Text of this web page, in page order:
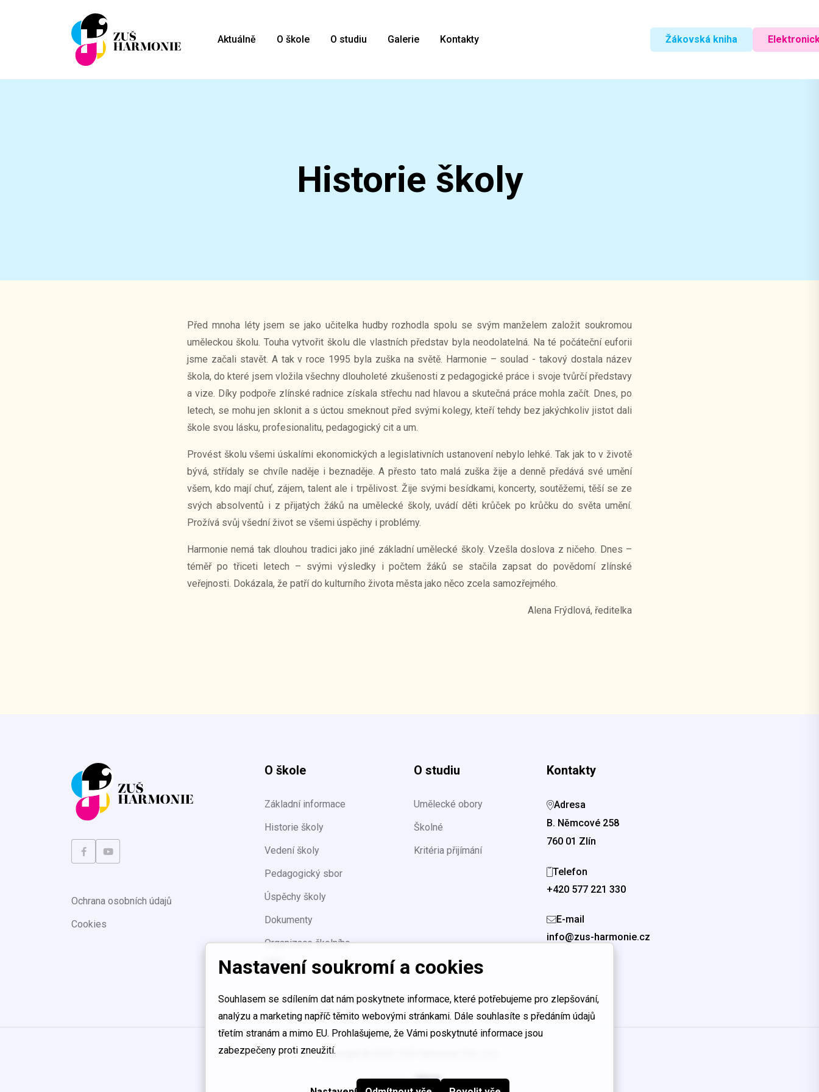
Aktuálně O škole O studiu Galerie Kontakty Žákovská kniha
Historie školy
Před mnoha léty jsem se jako učitelka hudby rozhodla spolu se svým manželem založit soukromou
uměleckou školu. Touha vytvořit školu dle vlastních představ byla neodolatelná. Na té počáteční euforii
jsme začali stavět. A tak v roce 1995 byla zuška na světě. Harmonie – soulad - takový dostala název
škola, do které jsem vložila všechny dlouholeté zkušenosti z pedagogické práce i svoje tvůrčí představy
a vize. Díky podpoře zlínské radnice získala střechu nad hlavou a skutečná práce mohla začít. Dnes, po
letech, se mohu jen sklonit a s úctou smeknout před svými kolegy, kteří tehdy bez jakýchkoliv jistot dali
škole svou lásku, profesionalitu, pedagogický cit a um.
Provést školu všemi úskalími ekonomických a legislativních ustanovení nebylo lehké. Tak jak to v životě
bývá, střídaly se chvíle naděje i beznaděje. A přesto tato malá zuška žije a denně předává své umění
všem, kdo mají chuť, zájem, talent ale i trpělivost. Žije svými besídkami, koncerty, soutěžemi, těší se ze
svých absolventů i z přijatých žáků na umělecké školy, uvádí děti krůček po krůčku do světa umění.
Prožívá svůj všední život se všemi úspěchy i problémy.
Harmonie nemá tak dlouhou tradici jako jiné základní umělecké školy. Vzešla doslova z ničeho. Dnes –
téměř po třiceti letech – svými výsledky i počtem žáků se stačila zapsat do povědomí zlínské
veřejnosti. Dokázala, že patří do kulturního života města jako něco zcela samozřejmého.
Alena Frýdlová, ředitelka
Ochrana osobních údajů
Cookies
O škole
Základní informace
Historie školy
Vedení školy
Pedagogický sbor
Úspěchy školy
Dokumenty
Organizace školního
O studiu
Umělecké obory
Školné
Kritéria přijímání
Kontakty
Adresa
B. Němcové 258
760 01 Zlín
Telefon
+420 577 221 330
E-mail
info@zus-harmonie.cz
Copyright © 2026 ZUŠ Harmonie Zlín, s.r.o.
Vytvořilo
Nastavení soukromí a cookies
Souhlasem se sdílením dat nám poskytnete informace, které potřebujeme pro zlepšování,
analýzu a marketing napříč těmito webovými stránkami. Dále souhlasíte s předáním údajů
třetím stranám a mimo EU. Prohlašujeme, že Vámi poskytnuté informace jsou
zabezpečeny proti zneužití.